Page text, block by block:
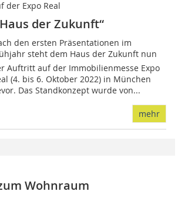
der Expo Real
der Zukunft“
den ersten Präsentationen im
steht dem Haus der Zukunft nun
Auftritt auf der Immobilienmesse Expo
(4. bis 6. Oktober 2022) in München
Das Standkonzept wurde von...
mehr
Wohnraum